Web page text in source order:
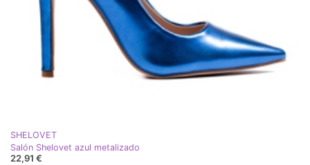
SHELOVET
Salón Shelovet azul metalizado
22,91 €